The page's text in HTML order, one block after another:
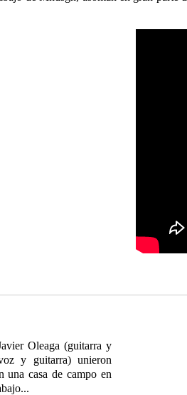
Oleaga (guitarra y
y guitarra) unieron
una casa de campo en